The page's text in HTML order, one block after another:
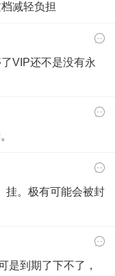
减轻负担
VIP还不是没有永
挂。极有可能会被封
是到期了下不了，